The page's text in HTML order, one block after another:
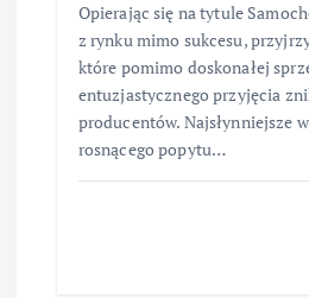
Opierając się na tytule
z rynku mimo sukcesu,
które pomimo doskonałej
entuzjastycznego przyjęcia
producentów. Najsłynniejsze
rosnącego popytu…